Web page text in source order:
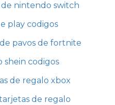
nintendo switch
play codigos
pavos de fortnite
shein codigos
de regalo xbox
de regalo